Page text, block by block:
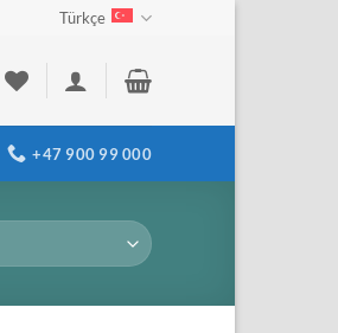
Türkçe
+47 900 99 000